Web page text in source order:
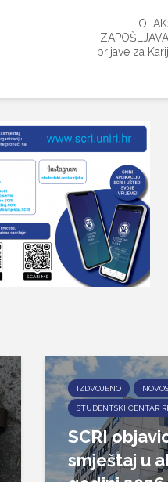
prijave za
IZDVOJENO
STUDENTSKI CENTAR
SCRI
smještaj u